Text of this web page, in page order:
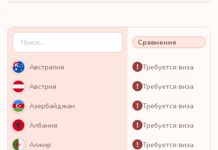
Сравнение
Австралия Требуется виза
Австрия Требуется виза
Азербайджан Требуется виза
Албания Требуется виза
Алжир Требуется виза